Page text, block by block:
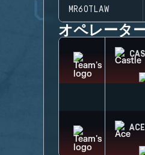
MR6OTLAW
オペレーター
ACE